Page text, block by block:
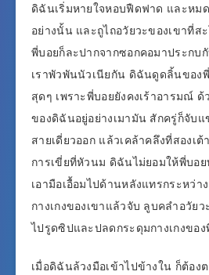
ดิฉันเริ่มหายใจหอบฟืดฟาด และหม
อย่างนั้น และถูไถอวัยวะของเขาที่
พี่บอยก็ละปากจากซอกคอมาประกบ
เราพัวพันนัวเนียกัน ดิฉันดูดลิ้นของ
สุดๆ เพราะพี่บอยยังคงเร้าอารมณ์
ของดิฉันอยู่อย่างเมามัน สักครู่ก็จับ
สายเดี่ยวออก แล้วเคล้าคลึงที่สองเ
การเขี่ยที่หัวนม ดิฉันไม่ยอมให้พี่บอย
เอามือเอื้อมไปด้านหลังแทรกระหว่
กางเกงของเขาแล้วจับ ลูบคลำอวัย
ไปรูดซิปและปลดกระดุมกางเกงขอ
เมื่อดิฉันล้วงมือเข้าไปข้างใน ก็ต้อง